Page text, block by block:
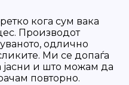
кога сум вака
Производот
одлично
Ми се допаѓа
и што можам да
повторно.